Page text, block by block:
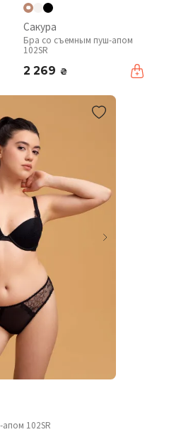
Сакура
Бра со съемным пуш-апом
102SR
2 269 ₴
102SR